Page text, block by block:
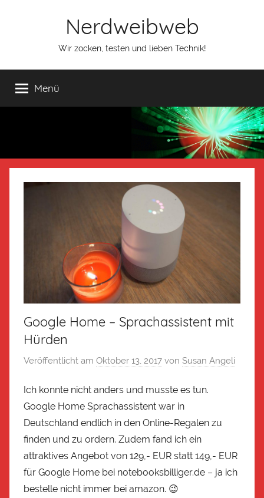
Nerdweibweb
Wir zocken, testen und lieben Technik!
Menü
Google Home – Sprachassistent mit
Hürden
Veröffentlicht am Oktober 13, 2017 von Susan Angeli
Ich konnte nicht anders und musste es tun.
Google Home Sprachassistent war in
Deutschland endlich in den Online-Regalen zu
finden und zu ordern. Zudem fand ich ein
attraktives Angebot von 129,- EUR statt 149,- EUR
für Google Home bei notebooksbilliger.de – ja ich
bestelle nicht immer bei amazon. 😉